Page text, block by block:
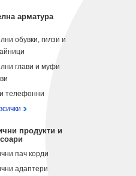
арматура
обувки, гилзи и
глави и муфи
телефонни
продукти и
пач корди
адаптери